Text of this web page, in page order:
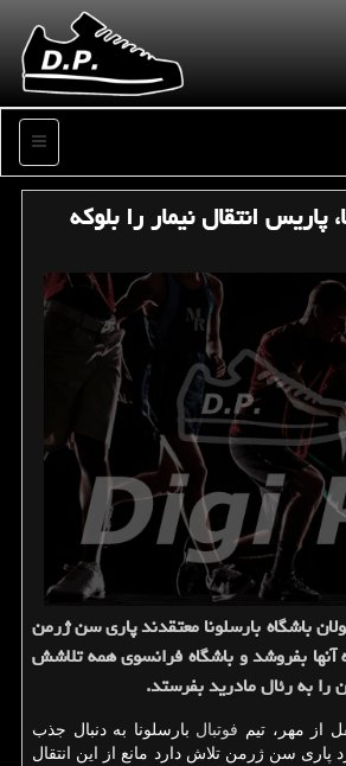
منو
انتقال نیمار را بلوكه
باشگاه بارسلونا معتقدند پاری سن ژرمن
آنها بفروشد و باشگاه فرانسوی همه تلاشش
را به رئال مادرید بفرستد.
از مهر، تیم فوتبال بارسلونا به دنبال جذب
پاری سن ژرمن تلاش دارد مانع از این انتقال